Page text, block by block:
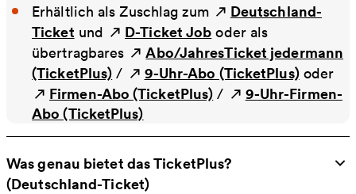
Erhältlich als Zuschlag zum
Deutschland-
Ticket und D-Ticket Job oder als
übertragbares
Abo/JahresTicket jedermann
(TicketPlus) / 9-Uhr-Abo (TicketPlus)oder
Firmen-Abo (TicketPlus) /
9-Uhr-Firmen-
Abo (TicketPlus)
Was genau bietet das TicketPlus?
(Deutschland-Ticket)